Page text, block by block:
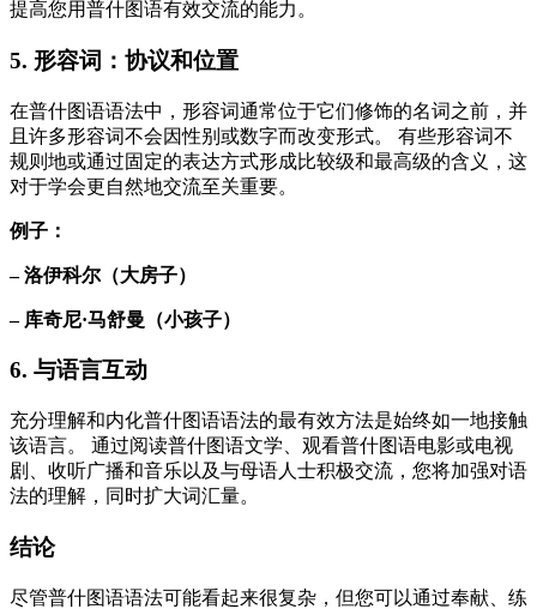
提高您用普什图语有效交流的能力。
5. 形容词：协议和位置
在普什图语语法中，形容词通常位于它们修饰的名词之前，并
且许多形容词不会因性别或数字而改变形式。 有些形容词不
规则地或通过固定的表达方式形成比较级和最高级的含义，这
对于学会更自然地交流至关重要。
例子：
– 洛伊科尔（大房子）
– 库奇尼·马舒曼（小孩子）
6. 与语言互动
充分理解和内化普什图语语法的最有效方法是始终如一地接触
该语言。 通过阅读普什图语文学、观看普什图语电影或电视
剧、收听广播和音乐以及与母语人士积极交流，您将加强对语
法的理解，同时扩大词汇量。
结论
尽管普什图语语法可能看起来很复杂，但您可以通过奉献、练